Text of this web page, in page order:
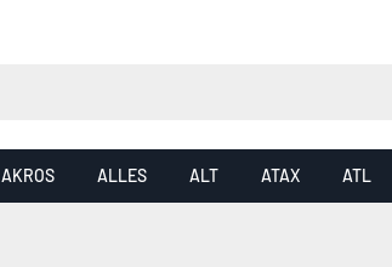
AKROS ALLES ALT ATAX ATL